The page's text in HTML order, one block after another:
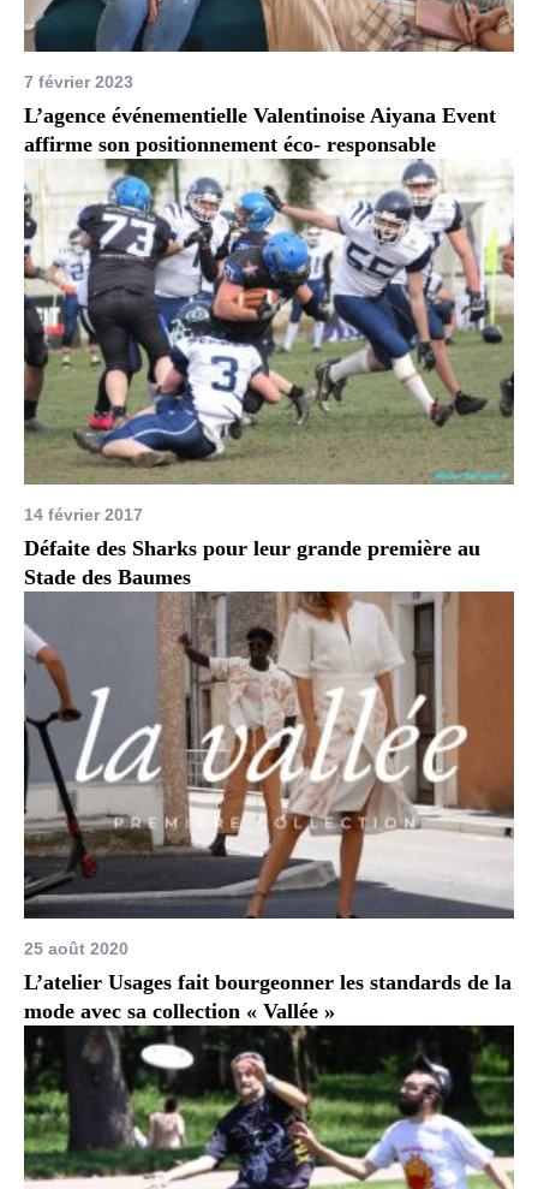
7 février 2023
L’agence événementielle Valentinoise Aiyana Event
affirme son positionnement éco- responsable
14 février 2017
Défaite des Sharks pour leur grande première au
Stade des Baumes
25 août 2020
L’atelier Usages fait bourgeonner les standards de la
mode avec sa collection « Vallée »